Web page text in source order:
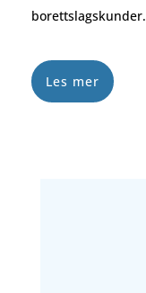
borettslagskunder.
Les mer